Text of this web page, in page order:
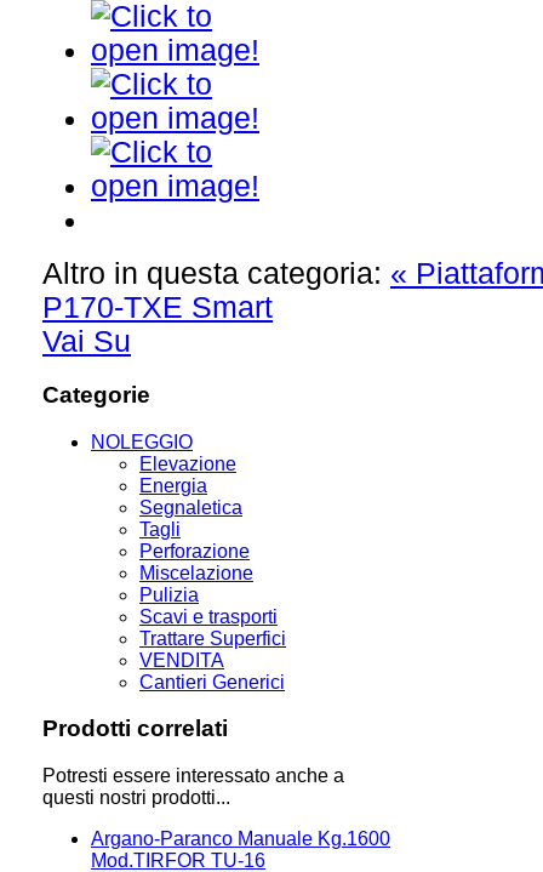
Altro in questa categoria: «
P170-TXE Smart
Vai Su
Categorie
NOLEGGIO
Elevazione
Energia
Segnaletica
Tagli
Perforazione
Miscelazione
Pulizia
Scavi e trasporti
Trattare Superfici
VENDITA
Cantieri Generici
Prodotti correlati
Potresti essere interessato anche a
questi nostri prodotti...
Argano-Paranco Manuale Kg.1600
Mod.TIRFOR TU-16